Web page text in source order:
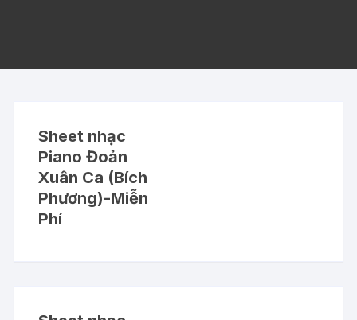
Sheet nhạc
Piano Đoản
Xuân Ca (Bích
Phương)-Miễn
Phí